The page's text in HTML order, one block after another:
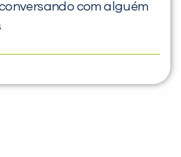
com alguém